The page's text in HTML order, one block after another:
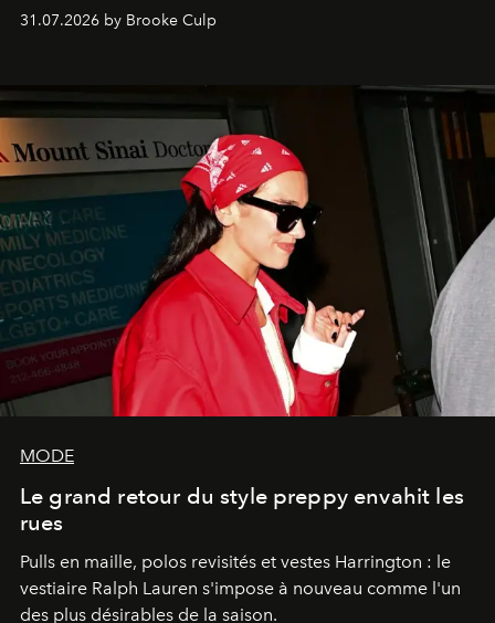
31.07.2026 by Brooke Culp
MODE
Le grand retour du style preppy envahit les
rues
Pulls en maille, polos revisités et vestes Harrington : le
vestiaire Ralph Lauren s'impose à nouveau comme l'un
des plus désirables de la saison.